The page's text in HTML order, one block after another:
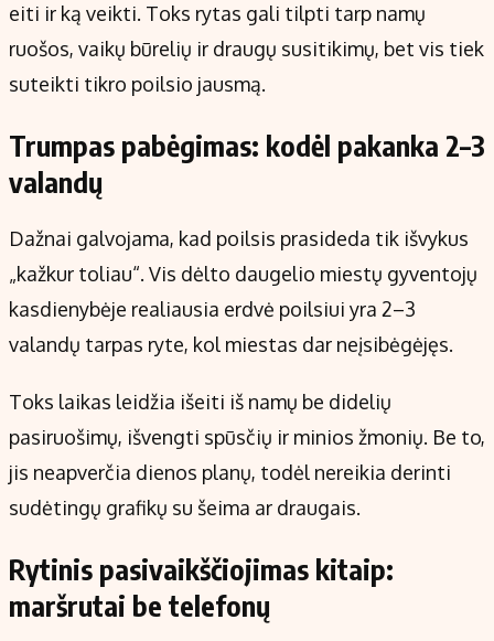
eiti ir ką veikti. Toks rytas gali tilpti tarp namų
ruošos, vaikų būrelių ir draugų susitikimų, bet vis tiek
suteikti tikro poilsio jausmą.
Trumpas pabėgimas: kodėl pakanka 2–3
valandų
Dažnai galvojama, kad poilsis prasideda tik išvykus
„kažkur toliau“. Vis dėlto daugelio miestų gyventojų
kasdienybėje realiausia erdvė poilsiui yra 2–3
valandų tarpas ryte, kol miestas dar neįsibėgėjęs.
Toks laikas leidžia išeiti iš namų be didelių
pasiruošimų, išvengti spūsčių ir minios žmonių. Be to,
jis neapverčia dienos planų, todėl nereikia derinti
sudėtingų grafikų su šeima ar draugais.
Rytinis pasivaikščiojimas kitaip:
maršrutai be telefonų